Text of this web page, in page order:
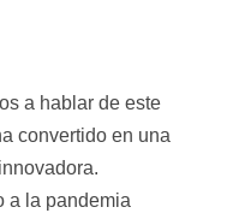
a hablar de este
convertido en una
a la pandemia